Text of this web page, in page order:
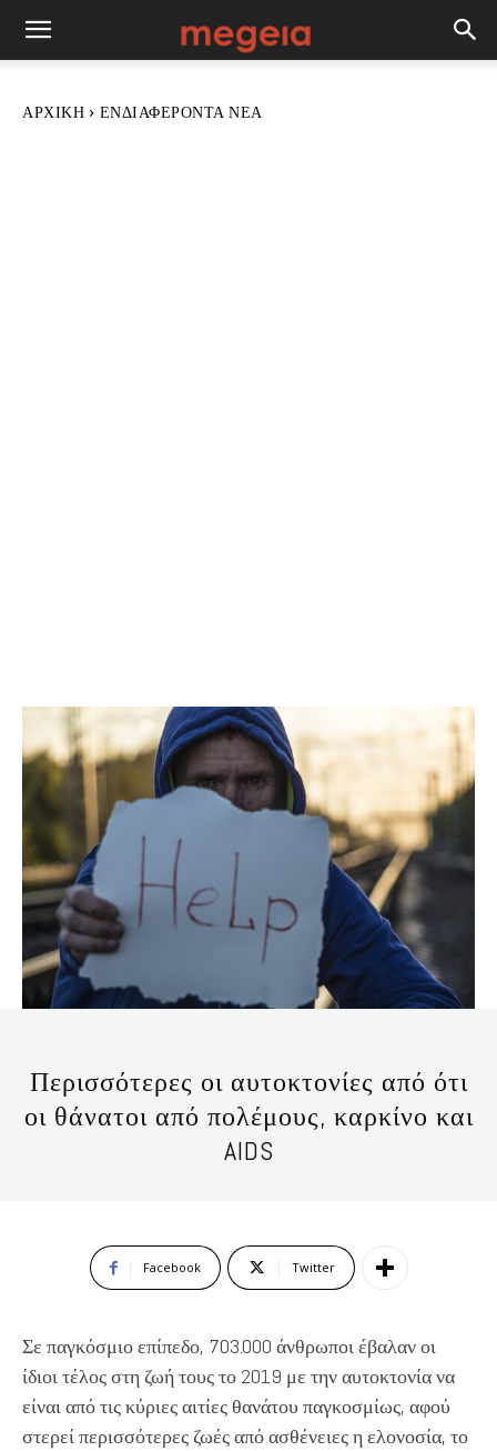
ΑΡΧΙΚΉ ΕΝΔΙΑΦΈΡΟΝΤΑ ΝΈΑ
Περισσότερες οι αυτοκτονίες από ότι
οι θάνατοι από πολέμους, καρκίνο και
AIDS
Facebook Twitter
Σε παγκόσμιο επίπεδο, 703.000 άνθρωποι έβαλαν οι
ίδιοι τέλος στη ζωή τους το 2019 με την αυτοκτονία να
είναι από τις κύριες αιτίες θανάτου παγκοσμίως, αφού
στερεί περισσότερες ζωές από ασθένειες η ελονοσία, το